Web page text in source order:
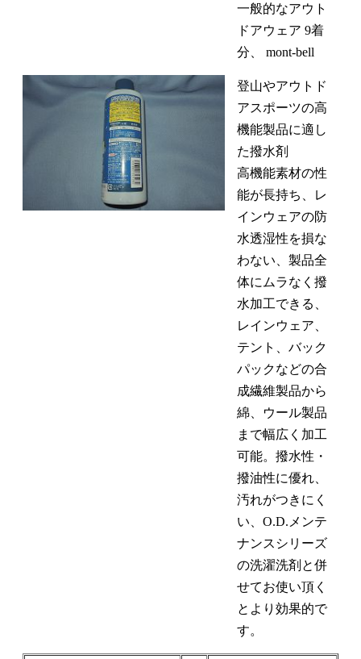
一般的なアウト
ドアウェア 9着
分、 mont-bell
登山やアウトド
アスポーツの高
機能製品に適し
た撥水剤
高機能素材の性
能が長持ち、レ
インウェアの防
水透湿性を損な
わない、製品全
体にムラなく撥
水加工できる、
レインウェア、
テント、バック
パックなどの合
成繊維製品から
綿、ウール製品
まで幅広く加工
可能。撥水性・
撥油性に優れ、
汚れがつきにく
い、O.D.メンテ
ナンスシリーズ
の洗濯洗剤と併
せてお使い頂く
とより効果的で
す。